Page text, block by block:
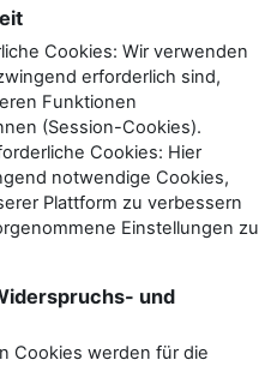
Cookies: Wir verwenden
erforderlich sind,
Funktionen
(Session-Cookies).
Cookies: Hier
notwendige Cookies,
Plattform zu verbessern
Einstellungen zu
und
Cookies werden für die